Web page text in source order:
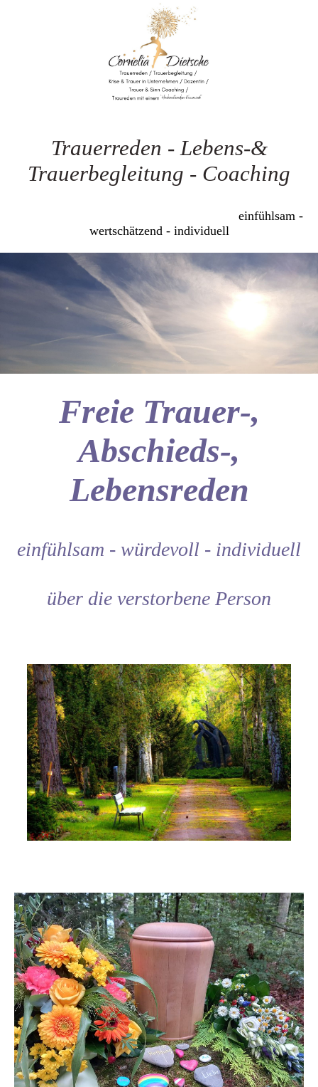
Trauerreden - Lebens-&
Trauerbegleitung - Coaching
einfühlsam -
wertschätzend - individuell
Freie Trauer-,
Abschieds-,
Lebensreden
einfühlsam - würdevoll - individuell
über die verstorbene Person